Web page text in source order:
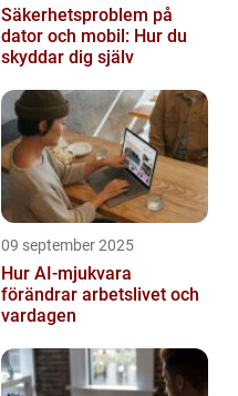
Säkerhetsproblem på
dator och mobil: Hur du
skyddar dig själv
09 september 2025
Hur AI-mjukvara
förändrar arbetslivet och
vardagen